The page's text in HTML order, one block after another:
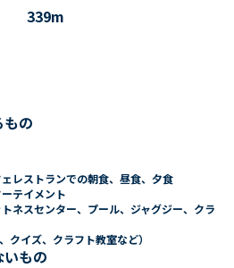
339m
の
レストランでの朝食、昼食、夕食
テイメント
ネスセンター、プール、ジャグジー、クラ
クイズ、クラフト教室など）
もの